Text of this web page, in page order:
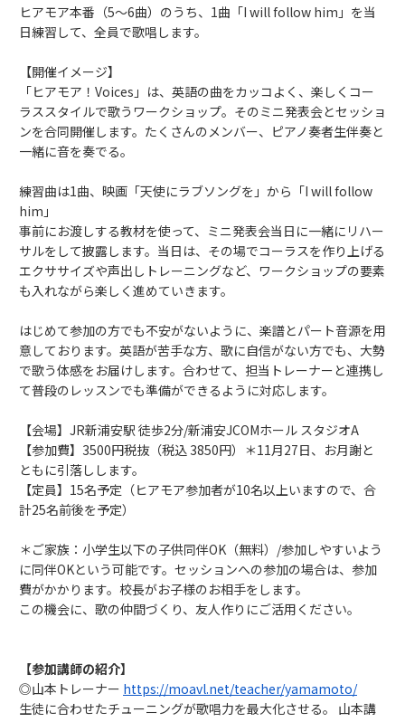
ヒアモア本番（5～6曲）のうち、1曲「I will follow him」を当
日練習して、全員で歌唱します。
【開催イメージ】
「ヒアモア！Voices」は、英語の曲をカッコよく、楽しくコー
ラススタイルで歌うワークショップ。そのミニ発表会とセッショ
ンを合同開催します。たくさんのメンバー、ピアノ奏者生伴奏と
一緒に音を奏でる。
練習曲は1曲、映画「天使にラブソングを」から「I will follow
him」
事前にお渡しする教材を使って、ミニ発表会当日に一緒にリハー
サルをして披露します。当日は、その場でコーラスを作り上げる
エクササイズや声出しトレーニングなど、ワークショップの要素
も入れながら楽しく進めていきます。
はじめて参加の方でも不安がないように、楽譜とパート音源を用
意しております。英語が苦手な方、歌に自信がない方でも、大勢
で歌う体感をお届けします。合わせて、担当トレーナーと連携し
て普段のレッスンでも準備ができるように対応します。
【会場】JR新浦安駅 徒歩2分/新浦安JCOMホール スタジオA
【参加費】3500円税抜（税込 3850円）＊11月27日、お月謝と
ともに引落しします。
【定員】15名予定（ヒアモア参加者が10名以上いますので、合
計25名前後を予定）
＊ご家族：小学生以下の子供同伴OK（無料）/参加しやすいよう
に同伴OKという可能です。セッションへの参加の場合は、参加
費がかかります。校長がお子様のお相手をします。
この機会に、歌の仲間づくり、友人作りにご活用ください。
【参加講師の紹介】
◎山本トレーナー https://moavl.net/teacher/yamamoto/
生徒に合わせたチューニングが歌唱力を最大化させる。 山本講